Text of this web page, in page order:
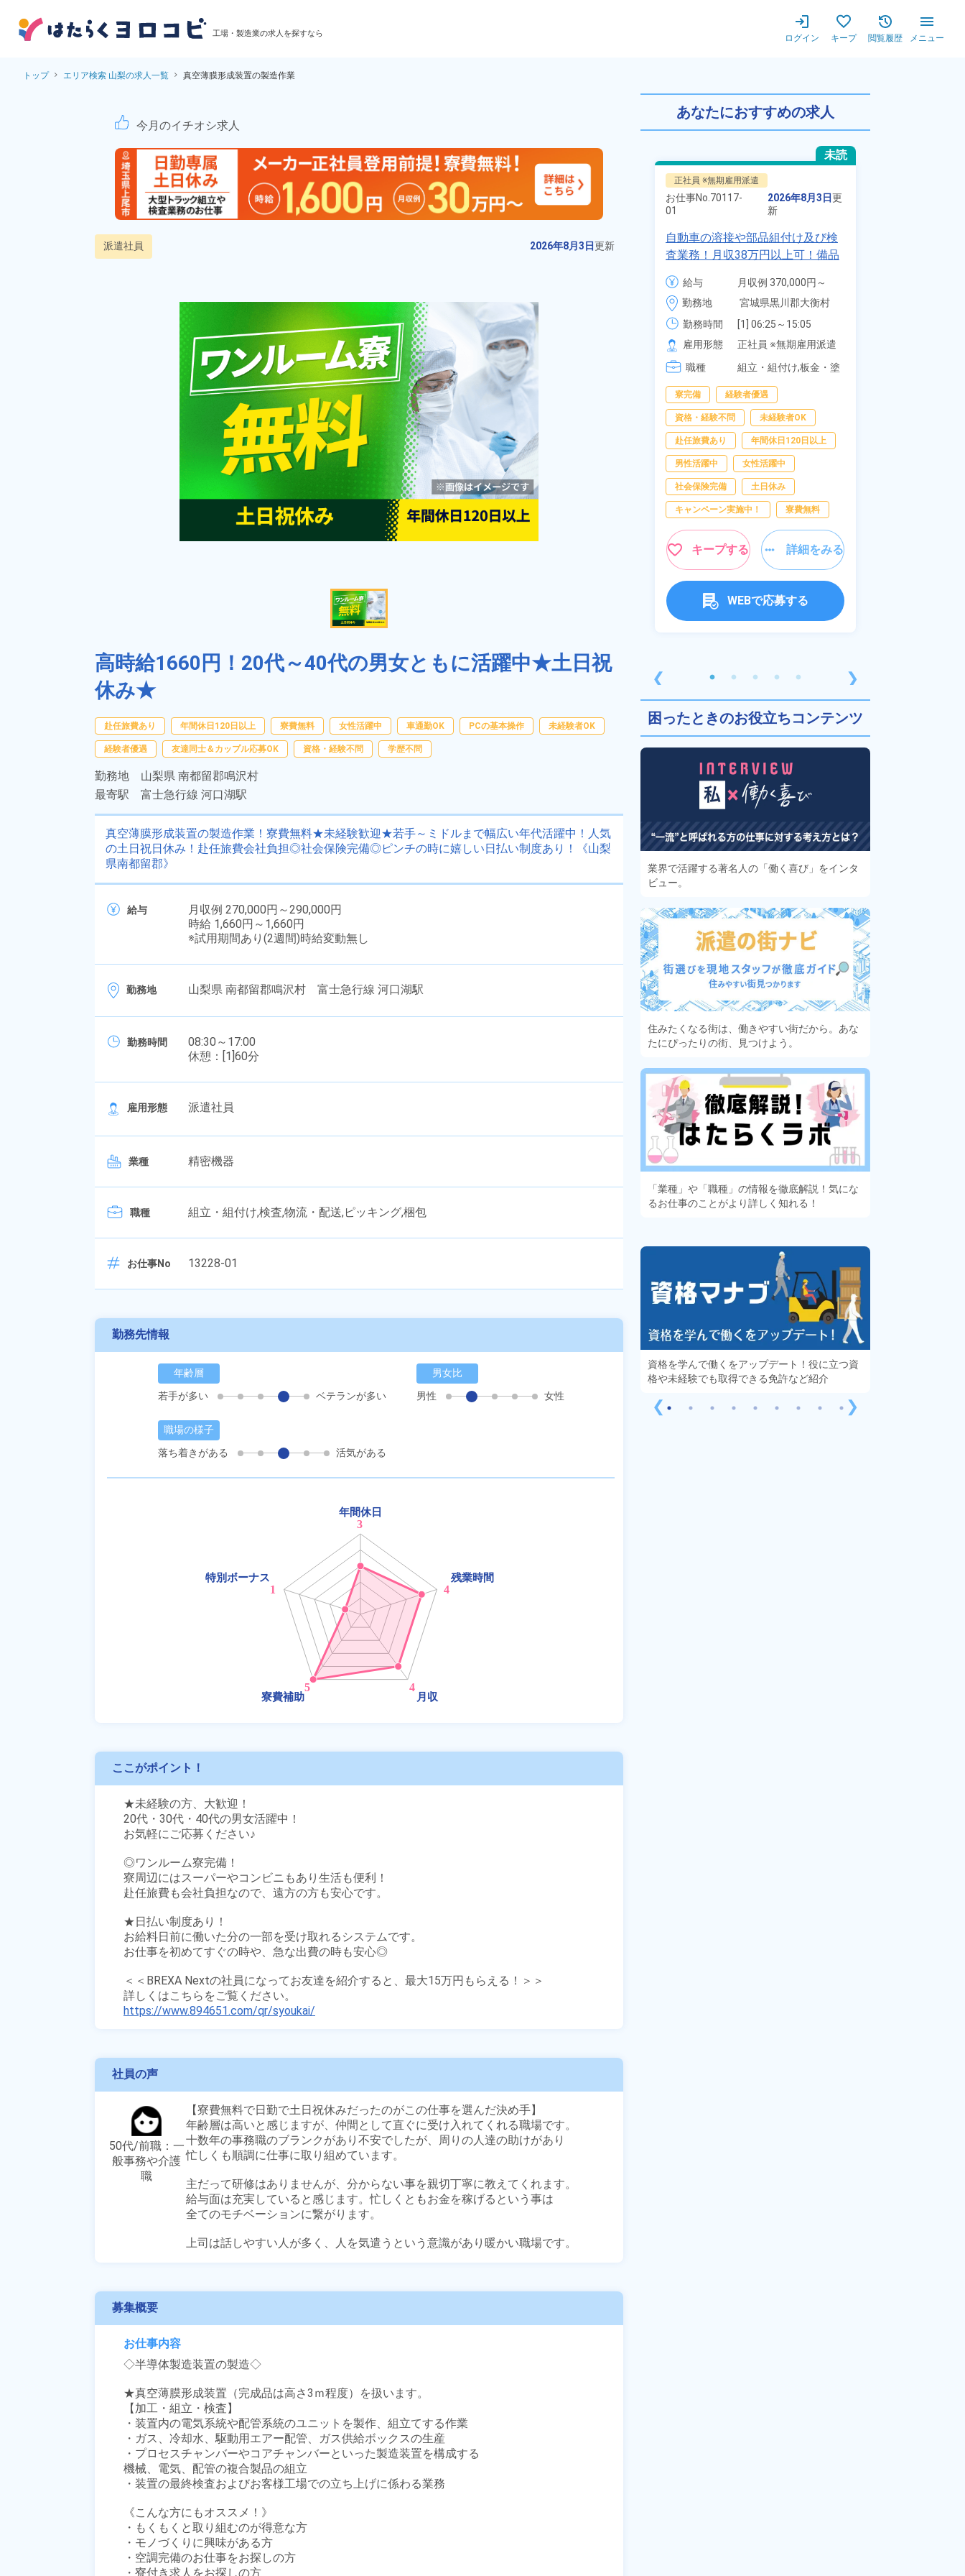
工場・製造業の求人を探すなら ログイン キープ 閲覧履歴 メニュー
トップ エリア検索 山梨の求人一覧 真空薄膜形成装置の製造作業
真空薄膜形成装置の製造作業！寮費無料★未経験歓迎★若手～ミドルまで幅広い
今月のイチオシ求人
派遣社員 2026年8月3日更新
高時給1660円！20代～40代の男女ともに活躍中★土日祝
休み★
赴任旅費あり 年間休日120日以上 寮費無料 女性活躍中 車通勤OK PCの基本操作 未経験者OK
経験者優遇 友達同士＆カップル応募OK 資格・経験不問 学歴不問
勤務地 山梨県 南都留郡鳴沢村
最寄駅 富士急行線 河口湖駅
真空薄膜形成装置の製造作業！寮費無料★未経験歓迎★若手～ミドルまで幅広い年代活躍中！人気
の土日祝日休み！赴任旅費会社負担◎社会保険完備◎ピンチの時に嬉しい日払い制度あり！《山梨
県南都留郡》
給与
月収例 270,000円～290,000円
時給 1,660円～1,660円
※試用期間あり(2週間)時給変動無し
勤務地 山梨県 南都留郡鳴沢村 富士急行線 河口湖駅
勤務時間
08:30～17:00
休憩：[1]60分
雇用形態 派遣社員
業種 精密機器
職種 組立・組付け,検査,物流・配送,ピッキング,梱包
お仕事No 13228-01
勤務先情報
年齢層
若手が多い
ベテランが多い
男女比
男性
女性
職場の様子
落ち着きがある
活気がある
ここがポイント！
★未経験の方、大歓迎！
20代・30代・40代の男女活躍中！
お気軽にご応募ください♪
◎ワンルーム寮完備！
寮周辺にはスーパーやコンビニもあり生活も便利！
赴任旅費も会社負担なので、遠方の方も安心です。
★日払い制度あり！
お給料日前に働いた分の一部を受け取れるシステムです。
お仕事を初めてすぐの時や、急な出費の時も安心◎
＜＜BREXA Nextの社員になってお友達を紹介すると、最大15万円もらえる！＞＞
https://www.894651.com/qr/syoukai/
社員の声
50代/前職：一
般事務や介護
職
【寮費無料で日勤で土日祝休みだったのがこの仕事を選んだ決め手】
年齢層は高いと感じますが、仲間として直ぐに受け入れてくれる職場です。
十数年の事務職のブランクがあり不安でしたが、周りの人達の助けがあり
忙しくも順調に仕事に取り組めています。
主だって研修はありませんが、分からない事を親切丁寧に教えてくれます。
給与面は充実していると感じます。忙しくともお金を稼げるという事は
全てのモチベーションに繋がります。
上司は話しやすい人が多く、人を気遣うという意識があり暖かい職場です。
募集概要
お仕事内容
◇半導体製造装置の製造◇
★真空薄膜形成装置（完成品は高さ3ｍ程度）を扱います。
【加工・組立・検査】
・装置内の電気系統や配管系統のユニットを製作、組立てする作業
・ガス、冷却水、駆動用エアー配管、ガス供給ボックスの生産
・プロセスチャンバーやコアチャンバーといった製造装置を構成する
機械、電気、配管の複合製品の組立
・装置の最終検査およびお客様工場での立ち上げに係わる業務
《こんな方にもオススメ！》
・もくもくと取り組むのが得意な方
・モノづくりに興味がある方
・空調完備のお仕事をお探しの方
・寮付き求人をお探しの方
あなたにおすすめの求人
❮
未読
派遣社員
お仕事No.2322-
04
2026年8月3日
高機能材製品の製造作業！人気の
日勤＆土日休み！正社員登用制度
時給 1,200円～1,200円
勤務地
兵庫県豊岡市　周辺
勤務時間
08:15～17:00
雇用形態
派遣社員
加工,組立・組付け
社会保険完備 土日休み
資格・経験不問
未経験者OK
キープする
未読
正社員 ※無期雇用派遣
お仕事No. 70117-
01
2026年8月3日更
新
自動車の溶接や部品組付け及び検
査業務！月収38万円以上可！備品
付きワンルーム寮完備！赴任旅費
会社負担★人気の土日休み！昇給
＆業績賞与あり！車・バイク通勤
可！無料駐車場あり！カップルで
の応募OK★《宮城県大衡村》
給与
月収例 370,000円～
390,000円
時給 1,700円～1,700円
勤務地
宮城県黒川郡大衡村
周辺
勤務時間
[1] 06:25～15:05
[2] 16:00～00:40
[3] 16:30～01:10
[4] 08:00～16:40
雇用形態
正社員 ※無期雇用派遣
職種
組立・組付け,板金・塗
寮完備 経験者優遇
資格・経験不問 未経験者OK
赴任旅費あり 年間休日120日以上
男性活躍中 女性活躍中
社会保険完備 土日休み
キャンペーン実施中！ 寮費無料
キープする 詳細をみる
WEBで応募する
❯
困ったときのお役立ちコンテンツ
業界で活躍する著名人の「働く喜び」をインタ
ビュー。
住みたくなる街は、働きやすい街だから。あな
たにぴったりの街、見つけよう。
「業種」や「職種」の情報を徹底解説！気にな
るお仕事のことがより詳しく知れる！
❮
あるモノに魅了され続け気がつけばマニア
に！？ディープな世界にあなたもきっとハマる
はず！
資格を学んで働くをアップデート！役に立つ資
格や未経験でも取得できる免許など紹介
❯